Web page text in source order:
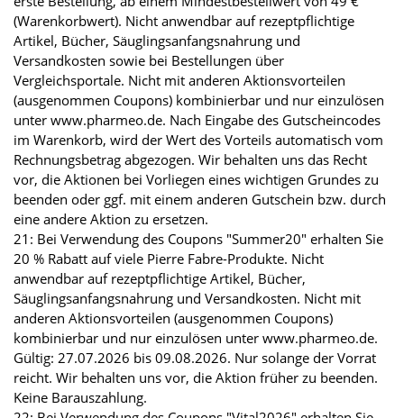
(Warenkorbwert). Nicht anwendbar auf rezeptpflichtige
Artikel, Bücher, Säuglingsanfangsnahrung und
Versandkosten sowie bei Bestellungen über
Vergleichsportale. Nicht mit anderen Aktionsvorteilen
(ausgenommen Coupons) kombinierbar und nur einzulösen
unter www.pharmeo.de. Nach Eingabe des Gutscheincodes
im Warenkorb, wird der Wert des Vorteils automatisch vom
Rechnungsbetrag abgezogen. Wir behalten uns das Recht
vor, die Aktionen bei Vorliegen eines wichtigen Grundes zu
beenden oder ggf. mit einem anderen Gutschein bzw. durch
eine andere Aktion zu ersetzen.
21: Bei Verwendung des Coupons "Summer20" erhalten Sie
20 % Rabatt auf viele Pierre Fabre-Produkte. Nicht
anwendbar auf rezeptpflichtige Artikel, Bücher,
Säuglingsanfangsnahrung und Versandkosten. Nicht mit
anderen Aktionsvorteilen (ausgenommen Coupons)
kombinierbar und nur einzulösen unter www.pharmeo.de.
Gültig: 27.07.2026 bis 09.08.2026. Nur solange der Vorrat
reicht. Wir behalten uns vor, die Aktion früher zu beenden.
Keine Barauszahlung.